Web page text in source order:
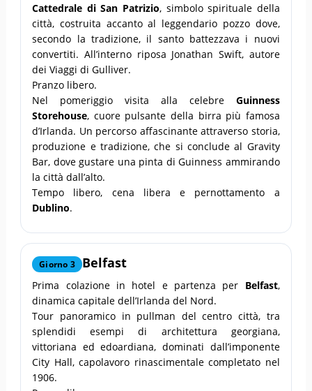
Cattedrale di San Patrizio, simbolo spirituale della
città, costruita accanto al leggendario pozzo dove,
secondo la tradizione, il santo battezzava i nuovi
convertiti. All’interno riposa Jonathan Swift, autore
dei Viaggi di Gulliver.
Pranzo libero.
Nel pomeriggio visita alla celebre Guinness
Storehouse, cuore pulsante della birra più famosa
d’Irlanda. Un percorso affascinante attraverso storia,
produzione e tradizione, che si conclude al Gravity
Bar, dove gustare una pinta di Guinness ammirando
la città dall’alto.
Tempo libero, cena libera e pernottamento a
Dublino.
Giorno 3 Belfast
Prima colazione in hotel e partenza per Belfast,
dinamica capitale dell’Irlanda del Nord.
Tour panoramico in pullman del centro città, tra
splendidi esempi di architettura georgiana,
vittoriana ed edoardiana, dominati dall’imponente
City Hall, capolavoro rinascimentale completato nel
1906.